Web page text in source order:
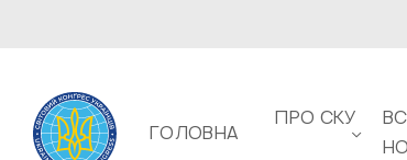
ГОЛОВНА
ПРО СКУ